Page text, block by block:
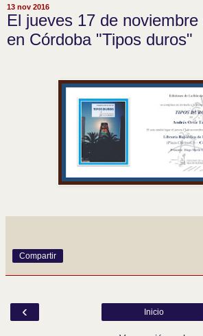
13 nov 2016
El jueves 17 de
en Córdoba "Tipos duros"
Compartir
‹ Inicio